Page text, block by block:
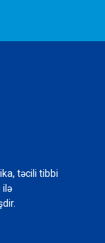
təcili tibbi
ilə